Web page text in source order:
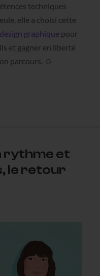
techniques
elle a choisi cette
graphiquepour
et gagner en liberté
parcours. ☺️
rythme et
le retour